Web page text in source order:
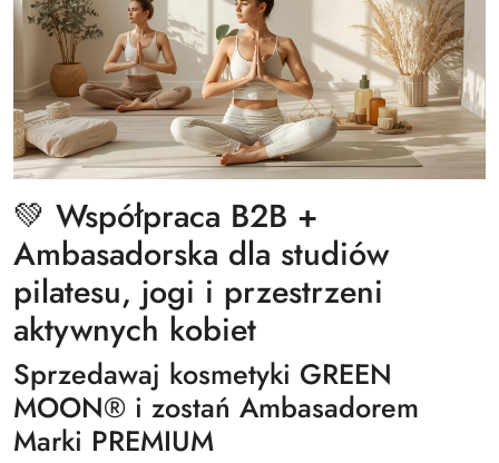
💚 Współpraca B2B +
Ambasadorska dla studiów
pilatesu, jogi i przestrzeni
aktywnych kobiet
Sprzedawaj kosmetyki GREEN
MOON® i zostań Ambasadorem
Marki PREMIUM